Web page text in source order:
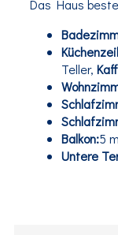
Das Haus
Teller,
Balkon:5
Untere